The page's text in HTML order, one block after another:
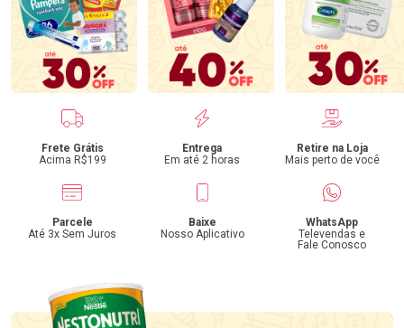
Benefícios
Frete Grátis
Acima R$199
Entrega
Em até 2 horas
Retire na Loja
Mais perto de você
Parcele
Até 3x Sem Juros
Baixe
Nosso Aplicativo
WhatsApp
Televendas e
Fale Conosco